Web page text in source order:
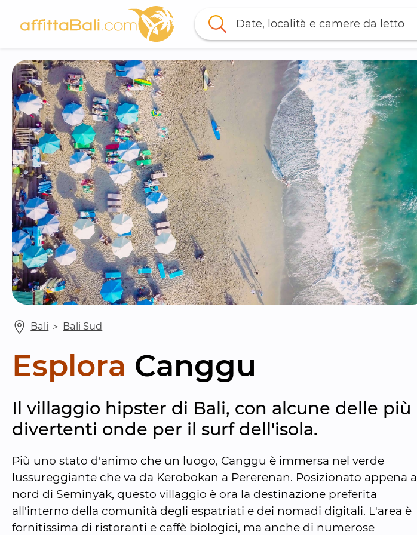
Date, località e camere da letto
Bali ＞ Bali Sud
Esplora Canggu
Il villaggio hipster di Bali, con alcune delle più
divertenti onde per il surf dell'isola.
Più uno stato d'animo che un luogo, Canggu è immersa nel verde
lussureggiante che va da Kerobokan a Pererenan. Posizionato appena a
nord di Seminyak, questo villaggio è ora la destinazione preferita
all'interno della comunità degli espatriati e dei nomadi digitali. L'area è
fornitissima di ristoranti e caffè biologici, ma anche di numerose